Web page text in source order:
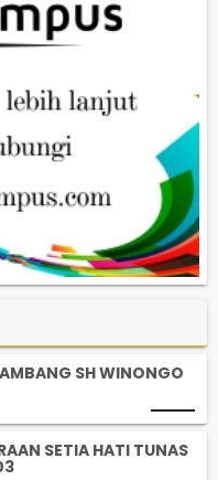
SH WINONGO
SETIA HATI TUNAS